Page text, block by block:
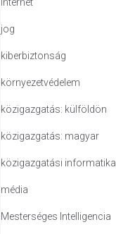
jog
kiberbiztonság
környezetvédelem
közigazgatás: külföldön
közigazgatás: magyar
közigazgatási informatika
média
Mesterséges Intelligencia